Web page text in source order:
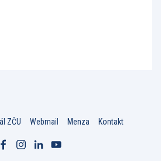
ZČU Webmail Menza Kontakt